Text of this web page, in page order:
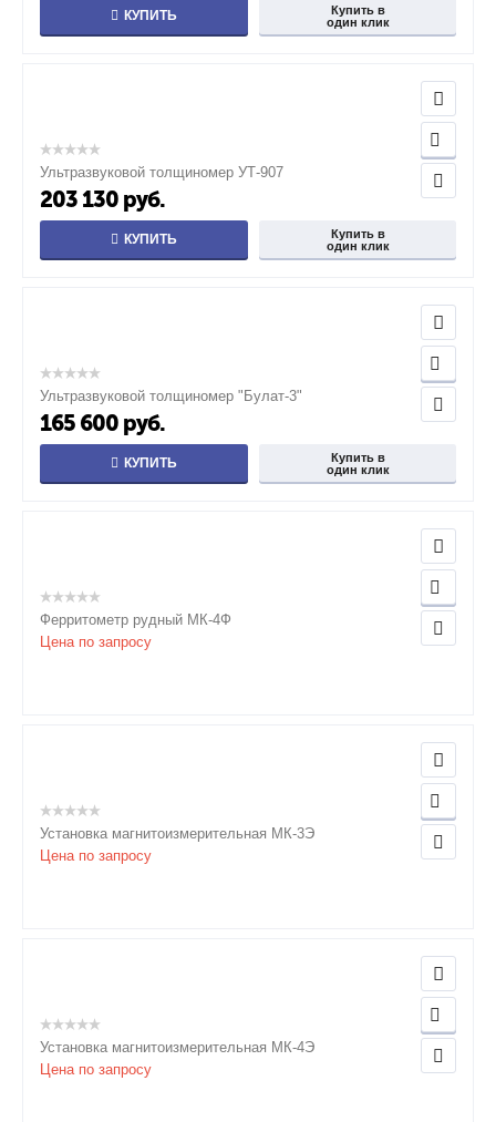
КУПИТЬ
Купить в
один клик
Ультразвуковой толщиномер УТ-907
203 130 руб.
КУПИТЬ
Купить в
один клик
Ультразвуковой толщиномер "Булат-3"
165 600 руб.
КУПИТЬ
Купить в
один клик
Ферритометр рудный МК-4Ф
Цена по запросу
Установка магнитоизмерительная МК-3Э
Цена по запросу
Установка магнитоизмерительная МК-4Э
Цена по запросу